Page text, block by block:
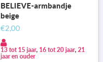
BELIEVE-armbandje
beige
€2,00
13 tot 15 jaar, 16 tot 20 jaar, 21
jaar en ouder